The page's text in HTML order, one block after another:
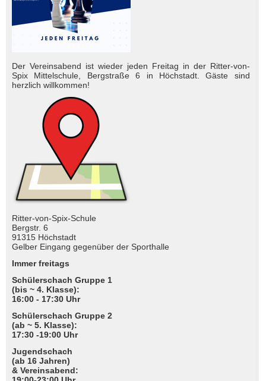
Der Vereinsabend ist wieder jeden Freitag in der Ritter-von-
Spix Mittelschule, Bergstraße 6 in Höchstadt. Gäste sind
herzlich will­kom­men!
Ritter-von-Spix-Schule
Bergstr. 6
91315 Höchstadt
Gelber Eingang gegenüber der Sporthalle
Immer freitags
Schülerschach Gruppe 1
(bis ~ 4. Klasse):
16:00 - 17:30 Uhr
Schülerschach Gruppe 2
(ab ~ 5. Klasse):
17:30 -19:00 Uhr
Jugendschach
(ab 16 Jahren)
& Vereinsabend: